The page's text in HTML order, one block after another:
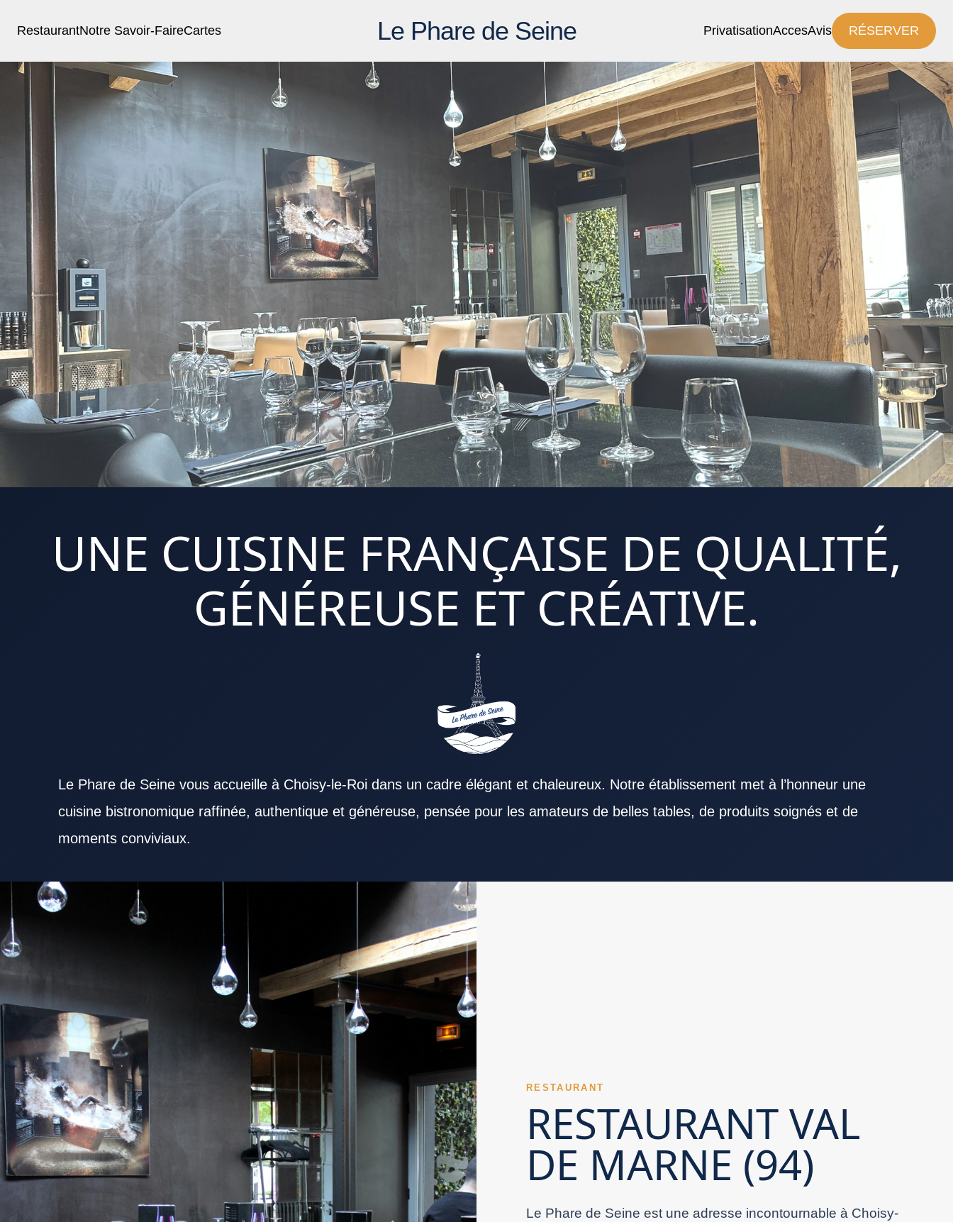
RestaurantNotre Savoir-FaireCartes Le Phare de Seine PrivatisationAccesAvis RÉSERVER
UNE CUISINE FRANÇAISE DE QUALITÉ,
GÉNÉREUSE ET CRÉATIVE.
Le Phare de Seine vous accueille à Choisy-le-Roi dans un cadre élégant et chaleureux. Notre établissement met à l’honneur une
cuisine bistronomique raffinée, authentique et généreuse, pensée pour les amateurs de belles tables, de produits soignés et de
moments conviviaux.
Chercher un Restaurant Val de Marne réputé offre davantage de chances de vivre une belle expérience. Un Restaurant Val de Marne peut
répondre à des attentes variées selon l’occasion. L’atmosphère proposée par un Restaurant Val de Marne compte autant que la cuisine. Le
menu d’un Restaurant Val de Marne gagne à proposer des choix variés et équilibrés. La fraîcheur des produits reste essentielle dans tout
Restaurant Val de Marne sérieux. Le professionnalisme du personnel valorise un Restaurant Val de Marne aux yeux des convives. Un Restaurant
Val de Marne bien situé améliore l’expérience dès l’arrivée. Un Restaurant Val de Marne capable de servir rapidement séduit les actifs. Le soir
venu, un Restaurant Val de Marne élégant peut créer une vraie parenthèse. Un Restaurant Val de Marne peut aussi convenir à un repas
professionnel bien organisé. Le positionnement tarifaire influence directement l’image d’un Restaurant Val de Marne. Un Restaurant Val de Marne
gagne en visibilité lorsqu’il affirme sa signature culinaire. Un Restaurant Val de Marne inspire davantage confiance lorsqu’il reste constant. Les
avis permettent de mieux cerner les points forts d’un Restaurant Val de Marne. L’orientation culinaire d’un Restaurant Val de Marne peut répondre
à des envies très différentes. Réserver tôt un Restaurant Val de Marne aide à obtenir le créneau souhaité. Un Restaurant Val de Marne convivial
peut répondre aux attentes des familles. Un Restaurant Val de Marne élégant convient parfaitement aux repas à deux. Des plats soignés
valorisent immédiatement un Restaurant Val de Marne. L’hygiène fait partie des éléments essentiels pour évaluer un Restaurant Val de Marne.
L’expérience dans un Restaurant Val de Marne dépend d’un ensemble cohérent de critères.
Un Restaurant Val de Marne peut marquer son territoire par la satisfaction qu’il procure. Le caractère d’un Restaurant Val de Marne se lit souvent
dès l’entrée. Une équipe investie valorise fortement un Restaurant Val de Marne. La justesse des préparations soutient la réputation d’un
Restaurant Val de Marne. Un Restaurant Val de Marne peut séduire dès ses entrées. Un Restaurant Val de Marne se juge beaucoup sur
l’exécution de ses plats principaux. La touche sucrée d’un Restaurant Val de Marne peut laisser un excellent souvenir. La réputation numérique
aide un Restaurant Val de Marne à se développer. La carte des boissons apporte une dimension supplémentaire à un Restaurant Val de Marne.
Un Restaurant Val de Marne s’adapte aussi bien aux repas prévus qu’aux envies spontanées. Un Restaurant Val de Marne bien pensé soigne
aussi le bien-être physique des convives. Un Restaurant Val de Marne avec terrasse peut séduire en période ensoleillée. Un service bien
cadencé renforce le confort dans un Restaurant Val de Marne. L’alignement entre ambiance et cuisine valorise un Restaurant Val de Marne. Un
Restaurant Val de Marne peut plaire grâce à une cuisine abondante et savoureuse. Un Restaurant Val de Marne peut marquer les esprits grâce
à une approche culinaire délicate. L’ancrage local renforce souvent la réputation d’un Restaurant Val de Marne. La présence en ligne renforce
aujourd’hui l’attractivité d’un Restaurant Val de Marne. Un Restaurant Val de Marne convient très bien aux repas marquant une occasion
spéciale. Un Restaurant Val de Marne convainc lorsqu’il répond pleinement aux attentes du client.
Un Restaurant Val de Marne peut satisfaire une large palette de préférences gourmandes. L’agencement de la salle soutient la qualité perçue
d’un Restaurant Val de Marne. Un Restaurant Val de Marne soigné inspire rapidement confiance à ses visiteurs. Un Restaurant Val de Marne se
distingue souvent par la qualité de son savoir-faire. Un Restaurant Val de Marne marquant combine souvent cadre, accueil et cuisine. Le confort
acoustique valorise l’expérience dans un Restaurant Val de Marne. Un Restaurant Val de Marne avec des horaires adaptés attire plus facilement
différents publics. La clarté de l’offre contribue à la réussite d’un Restaurant Val de Marne. Un Restaurant Val de Marne peut miser sur le
raffinement pour se différencier. Les choix esthétiques apportent du caractère à un Restaurant Val de Marne. L’organisation d’un Restaurant Val
de Marne apparaît clairement lors des services chargés. La qualité relationnelle du personnel enrichit l’expérience dans un Restaurant Val de
Marne. Un Restaurant Val de Marne peut aussi séduire par la clarté de sa carte. La disponibilité des plats annoncés compte pour la crédibilité
d’un Restaurant Val de Marne. La satisfaction des convives transforme parfois un Restaurant Val de Marne en adresse conseillée. L’équilibre
global renforce la qualité perçue d’un Restaurant Val de Marne. Un Restaurant Val de Marne réussi donne plus de relief à une occasion ordinaire.
Dans le Val-de-Marne, faire le bon choix culinaire nécessite quelques critères simples. L’intérêt d’un Restaurant Val de Marne apparaît dans la
RESTAURANT
RESTAURANT VAL
DE MARNE (94)
Le Phare de Seine est une adresse incontournable à Choisy-